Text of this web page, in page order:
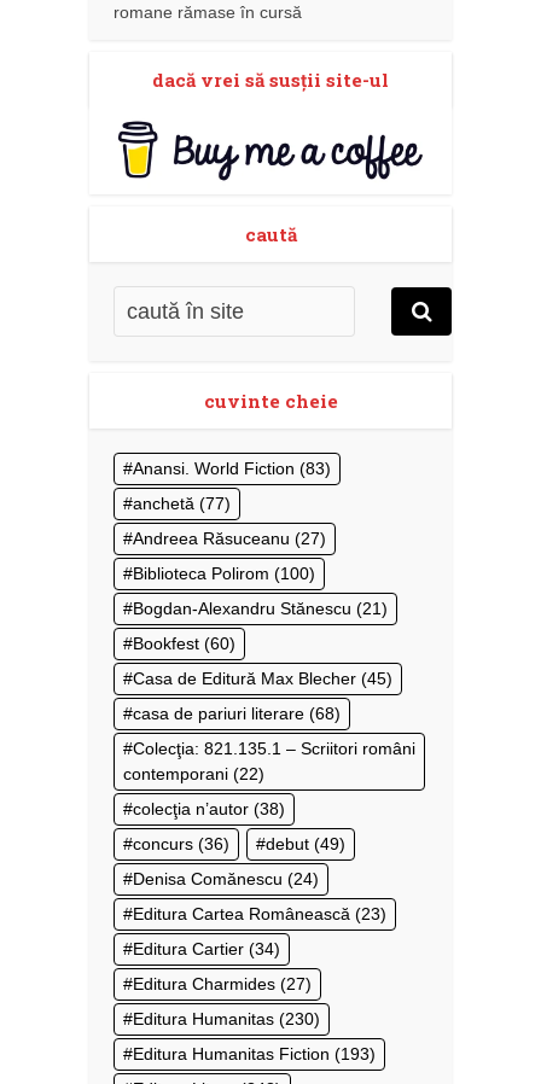
romane rămase în cursă
dacă vrei să susţii site-ul
caută
cuvinte cheie
Anansi. World Fiction (83)
anchetă (77)
Andreea Răsuceanu (27)
Biblioteca Polirom (100)
Bogdan-Alexandru Stănescu (21)
Bookfest (60)
Casa de Editură Max Blecher (45)
casa de pariuri literare (68)
Colecţia: 821.135.1 – Scriitori români
contemporani (22)
colecţia n’autor (38)
concurs (36) debut (49)
Denisa Comănescu (24)
Editura Cartea Românească (23)
Editura Cartier (34)
Editura Charmides (27)
Editura Humanitas (230)
Editura Humanitas Fiction (193)